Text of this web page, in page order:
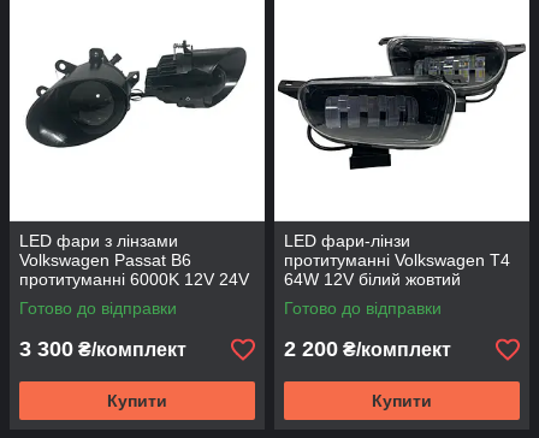
LED фари з лінзами
Volkswagen Passat B6
протитуманні 6000K 12V 24V
100W ближній дальній
Готово до відправки
3 300 ₴/комплект
Купити
LED фари-лінзи
протитуманні Volkswagen T4
64W 12V білий жовтий
Готово до відправки
2 200 ₴/комплект
Купити